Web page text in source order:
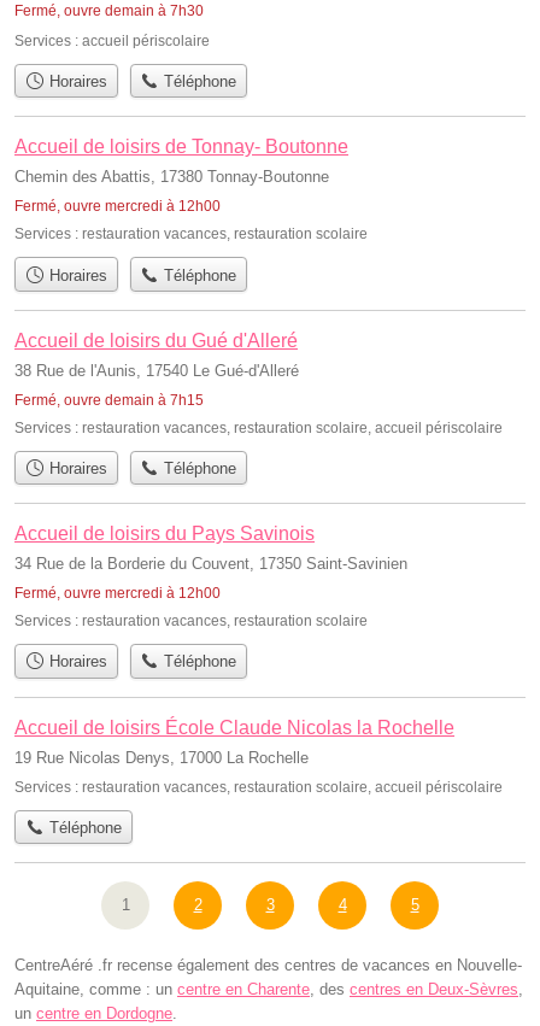
Fermé, ouvre demain à 7h30
Services : accueil périscolaire
Horaires Téléphone
Accueil de loisirs de Tonnay- Boutonne
Chemin des Abattis, 17380 Tonnay-Boutonne
Fermé, ouvre mercredi à 12h00
Services : restauration vacances, restauration scolaire
Horaires Téléphone
Accueil de loisirs du Gué d'Alleré
38 Rue de l'Aunis, 17540 Le Gué-d'Alleré
Fermé, ouvre demain à 7h15
Services : restauration vacances restauration scolaire accueil périscolaire
Horaires Téléphone
Accueil de loisirs du Pays Savinois
34 Rue de la Borderie du Couvent, 17350 Saint-Savinien
Fermé, ouvre mercredi à 12h00
Services : restauration vacances, restauration scolaire
Horaires Téléphone
Accueil de loisirs École Claude Nicolas la Rochelle
19 Rue Nicolas Denys, 17000 La Rochelle
Services : restauration vacances restauration scolaire accueil périscolaire
Téléphone
1 2 3 4 5
CentreAéré .fr recense également des centres de vacances en Nouvelle-
Aquitaine, comme : un centre en Charente , des centres en Deux-Sèvres
un centre en Dordogne